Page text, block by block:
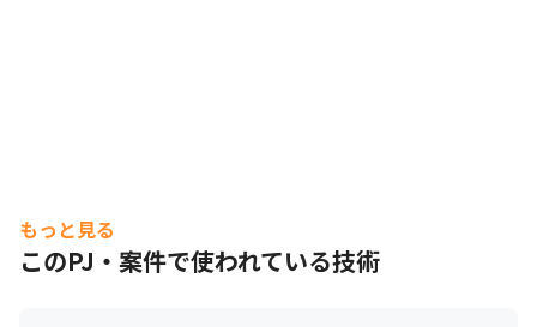
もっと見る
このPJ・案件で使われている技術